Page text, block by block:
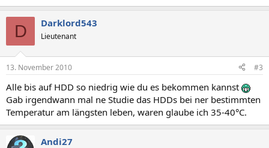
D Darklord543
Lieutenant
13. November 2010 #3
Alle bis auf HDD so niedrig wie du es bekommen kannst
Gab irgendwann mal ne Studie das HDDs bei ner bestimmten
Temperatur am längsten leben, waren glaube ich 35-40°C.
Andi27